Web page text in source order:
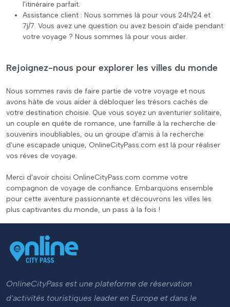
l'itinéraire parfait.
Assistance client : Nous sommes là pour vous 24h/24 et
7j/7. Vous avez une question ou avez besoin d'aide pendant
votre voyage ? Nous sommes là pour vous aider.
Rejoignez-nous pour explorer les villes du monde
Nous sommes ravis de faire partie de votre voyage et nous
avons hâte de vous aider à débloquer les trésors cachés de
votre destination choisie. Que vous soyez un aventurier solitaire,
un couple en quête de romance, une famille à la recherche de
souvenirs inoubliables, ou un groupe d'amis à la recherche
d'une escapade unique, OnlineCityPass.com est là pour réaliser
vos rêves de voyage.
Merci d'avoir choisi OnlineCityPass.com comme votre
compagnon de voyage de confiance. Embarquons ensemble
pour cette aventure passionnante et découvrons les villes les
plus captivantes du monde, un pass à la fois !
OnlineCityPass est une plateforme de réservation
d'activités touristiques leader en Europe et dans le